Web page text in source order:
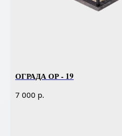
ОГРАДА ОР - 19
7 000 р.